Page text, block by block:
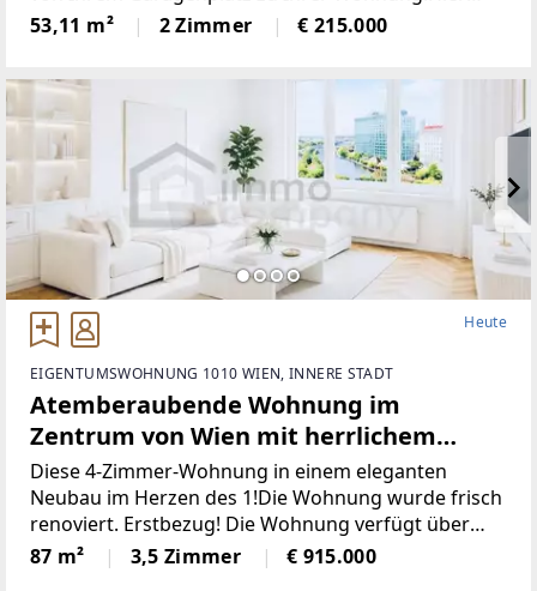
erwarten Sie helle und freundliche Zimmer, die eine
angenehme Atmosphäre zum rundum
53,11 m² 2 Zimmer € 215.000
Heute
EIGENTUMSWOHNUNG 1010 WIEN, INNERE STADT
Atemberaubende Wohnung im
Zentrum von Wien mit herrlichem
Panoramablick! 1. Bezirk. U1
Diese 4-Zimmer-Wohnung in einem eleganten
Neubau im Herzen des 1!Die Wohnung wurde frisch
renoviert. Erstbezug! Die Wohnung verfügt über
eine hervorragende Aufteilung, die es Ihnen
ermöglicht, eine Küche, einen Ruhebereich und
87 m² 3,5 Zimmer € 915.000